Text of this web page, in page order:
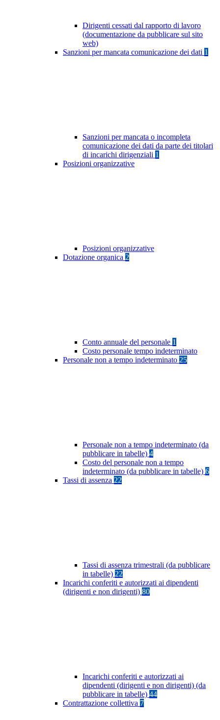
Dirigenti cessati dal rapporto di lavoro
(documentazione da pubblicare sul sito
web)
Sanzioni per mancata comunicazione dei dati 1
Sanzioni per mancata o incompleta
comunicazione dei dati da parte dei titolari
di incarichi dirigenziali 1
Posizioni organizzative
Posizioni organizzative
Dotazione organica 2
Conto annuale del personale 1
Costo personale tempo indeterminato
Personale non a tempo indeterminato 25
Personale non a tempo indeterminato (da
pubblicare in tabelle) 4
Costo del personale non a tempo
indeterminato (da pubblicare in tabelle) 6
Tassi di assenza 22
Tassi di assenza trimestrali (da pubblicare
in tabelle) 22
Incarichi conferiti e autorizzati ai dipendenti
(dirigenti e non dirigenti) 80
Incarichi conferiti e autorizzati ai
dipendenti (dirigenti e non dirigenti) (da
pubblicare in tabelle) 44
Contrattazione collettiva 7